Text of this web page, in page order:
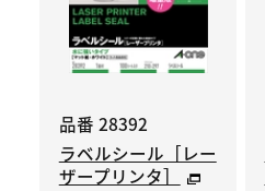
品番 28392
ラベルシール［レー
ザープリンタ］